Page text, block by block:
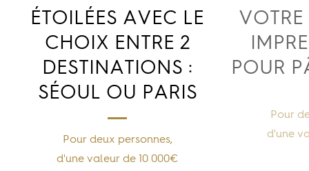
ÉTOILÉES AVEC LE
CHOIX ENTRE 2
DESTINATIONS :
SÉOUL OU PARIS
Pour deux personnes,
d'une valeur de 10 000€
POUR
Pour
d'une